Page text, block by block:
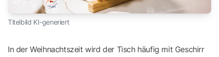
Titelbild KI-generiert
In der Weihnachtszeit wird der Tisch häufig mit Geschirr